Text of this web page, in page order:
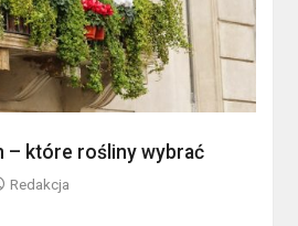
– które rośliny wybrać
Redakcja